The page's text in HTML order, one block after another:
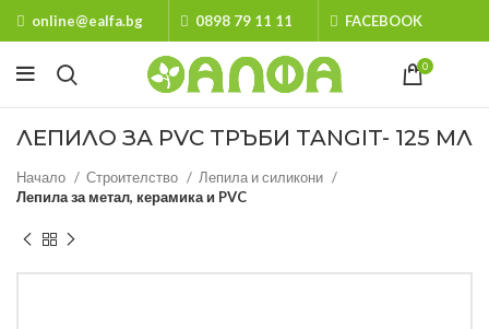
online@ealfa.bg 0898 79 11 11 FACEBOOK
0
ЛЕПИЛО ЗА PVC ТРЪБИ TANGIT- 125 МЛ
Начало Строителство
Лепила и силикони
Лепила за метал, керамика и PVC